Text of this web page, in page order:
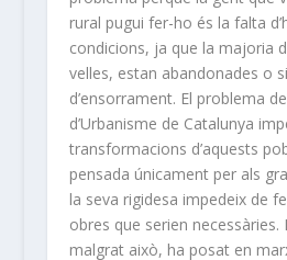
rural pugui fer-ho és la falta
condicions, ja que la majoria
velles, estan abandonades o
d’ensorrament. El problema
d’Urbanisme de Catalunya
transformacions d’aquests
pensada únicament per als
la seva rigidesa impedeix de
obres que serien necessàries.
malgrat això, ha posat en